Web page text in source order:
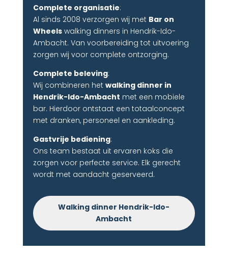
Complete organisatie:
Al sinds 2008 verzorgen wij met Bar on
Wheelswalking dinners in Hendrik-Ido-
Ambacht. Van voorbereiding tot uitvoering
zorgen wij voor complete ontzorging.
Complete beleving:
Wij combineren het walking dinner in
Hendrik-Ido-Ambacht met een mobiele
bar. Hierdoor ontstaat een totaalconcept
met dranken, personeel en aankleding.
Gastvrije bediening:
Ons team bestaat uit ervaren koks die
zorgen voor perfecte service. Elk gerecht
wordt met aandacht geserveerd.
Walking dinner Hendrik-Ido-
Ambacht